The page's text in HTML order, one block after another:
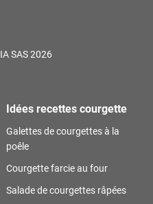
SAS 2026
Idées recettes courgette
Galettes de courgettes à la
poêle
Courgette farcie au four
Salade de courgettes râpées